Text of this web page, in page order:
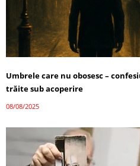
Umbrele care nu obosesc –
trăite sub acoperire
08/08/2025